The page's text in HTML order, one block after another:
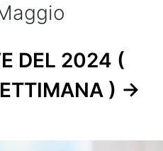
DEL 2024 (
) ->